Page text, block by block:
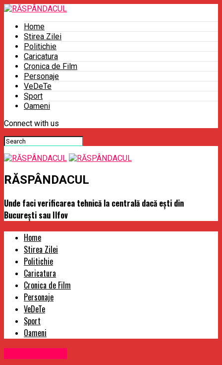
Home
Stirea Zilei
Politichie
Caricatura
Cronica de Film
Personaje
VeDeTe
Sport
Oameni
Connect with us
RĂSPÂNDACUL
Unde faci verificarea tehnică la centrală dacă ești din
București sau Ilfov
Home
Stirea Zilei
Politichie
Caricatura
Cronica de Film
Personaje
VeDeTe
Sport
Oameni